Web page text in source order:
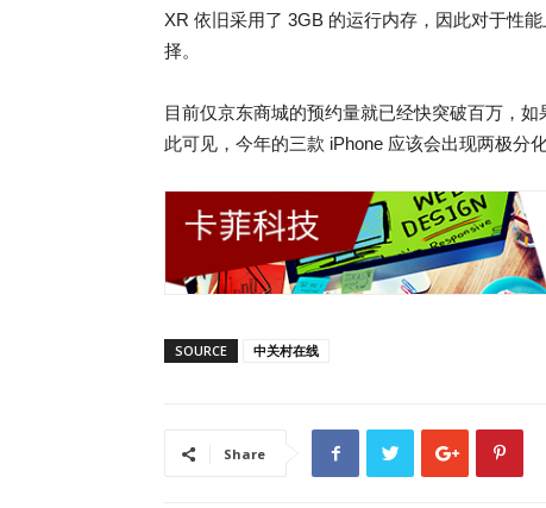
XR 依旧采用了 3GB 的运行内存，因此对于性
择。
目前仅京东商城的预约量就已经快突破百万，
此可见，今年的三款 iPhone 应该会出现两极分
SOURCE 中关村在线
Share